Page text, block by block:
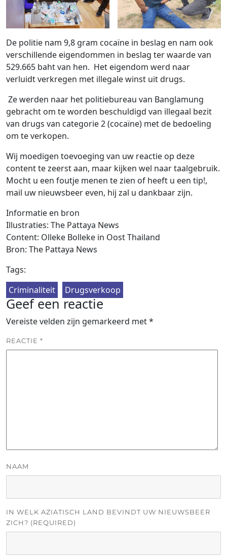
De politie nam 9,8 gram cocaïne in beslag en nam ook
verschillende eigendommen in beslag ter waarde van
529.665 baht van hen. Het eigendom werd naar
verluidt verkregen met illegale winst uit drugs.
Ze werden naar het politiebureau van Banglamung
gebracht om te worden beschuldigd van illegaal bezit
van drugs van categorie 2 (cocaïne) met de bedoeling
om te verkopen.
Wij moedigen toevoeging van uw reactie op deze
content te zeerst aan, maar kijken wel naar taalgebruik.
Mocht u een foutje menen te zien of heeft u een tip!,
mail uw nieuwsbeer even, hij zal u dankbaar zijn.
Informatie en bron
Illustraties: The Pattaya News
Content: Olleke Bolleke in Oost Thailand
Bron: The Pattaya News
Tags:
Criminaliteit
Drugsverkoop
Geef een reactie
Vereiste velden zijn gemarkeerd met*
REACTIE *
NAAM
IN WELK AZIATISCH LAND BEVINDT UW NIEUWSBEER
ZICH? (REQUIRED)